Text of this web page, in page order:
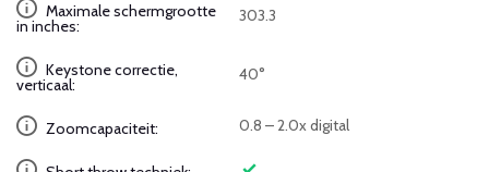
Maximale schermgrootte
in inches:
303.3
Keystone correctie,
verticaal:
40°
Zoomcapaciteit: 0.8 – 2.0x digital